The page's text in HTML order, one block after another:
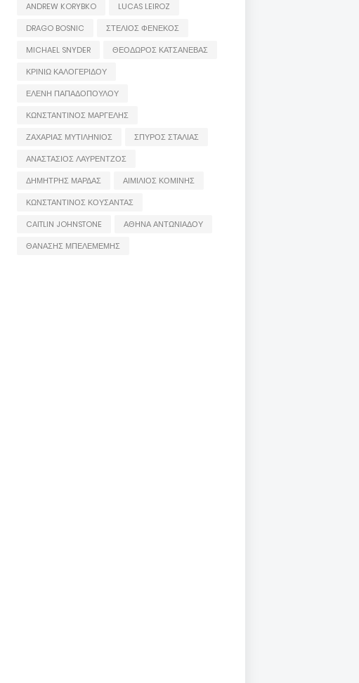
ANDREW KORYBKO
LUCAS LEIROZ
DRAGO BOSNIC
ΣΤΕΛΙΟΣ ΦΕΝΕΚΟΣ
MICHAEL SNYDER
ΘΕΟΔΩΡΟΣ ΚΑΤΣΑΝΕΒΑΣ
ΚΡΙΝΙΩ ΚΑΛΟΓΕΡΙΔΟΥ
ΕΛΕΝΗ ΠΑΠΑΔΟΠΟΥΛΟΥ
ΚΩΝΣΤΑΝΤΙΝΟΣ ΜΑΡΓΕΛΗΣ
ΖΑΧΑΡΙΑΣ ΜΥΤΙΛΗΝΙΟΣ
ΣΠΥΡΟΣ ΣΤΑΛΙΑΣ
ΑΝΑΣΤΑΣΙΟΣ ΛΑΥΡΕΝΤΖΟΣ
ΔΗΜΗΤΡΗΣ ΜΑΡΔΑΣ
ΑΙΜΙΛΙΟΣ ΚΟΜΙΝΗΣ
ΚΩΝΣΤΑΝΤΙΝΟΣ ΚΟΥΣΑΝΤΑΣ
CAITLIN JOHNSTONE
ΑΘΗΝΑ ΑΝΤΩΝΙΑΔΟΥ
ΘΑΝΑΣΗΣ ΜΠΕΛΕΜΕΜΗΣ